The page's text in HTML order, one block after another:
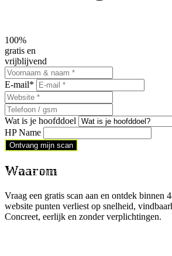
100%
gratis en
vrijblijvend
E-mail*
Wat is je hoofddoel
HP Name
Ontvang mijn scan
Ontvang mijn scan
Waarom
Vraag een gratis scan aan en ontdek binnen
website punten verliest op snelheid,
Concreet, eerlijk en zonder verplichtingen.